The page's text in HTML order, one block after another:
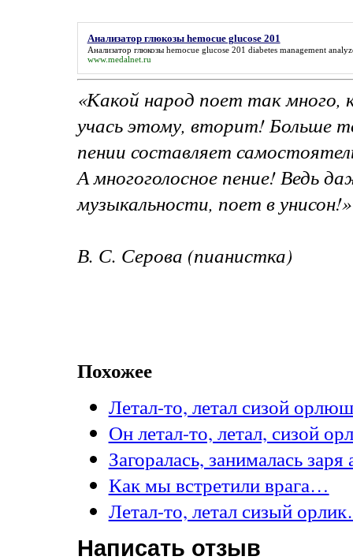
Анализатор глюкозы hemocue glucose 201
Анализатор глюкозы hemocue glucose 201 diabetes management
www.medalnet.ru
«Какой народ поет так много,
учась этому, вторит! Больше
пении составляет
А многоголосное пение! Ведь
музыкальности, поет в унисон!»
В. С. Серова (пианистка)
Похожее
Летал-то, летал сизой
Он летал-то, летал, сизой
Загоралась, занималась
Как мы встретили врага…
Летал-то, летал сизый
Написать отзыв